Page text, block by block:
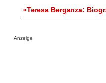
»Teresa Berganza:
Anzeige